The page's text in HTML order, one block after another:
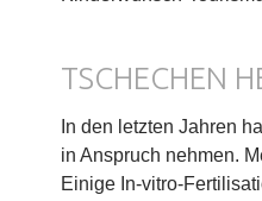
TSCHECHEN
In den letzten Jahren
in Anspruch nehmen.
Einige In-vitro-